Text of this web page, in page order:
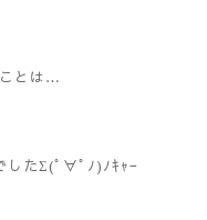
ことは…
したΣ(ﾟ∀ﾟﾉ)ﾉｷｬｰ